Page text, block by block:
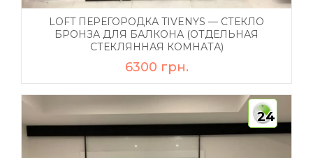
LOFT ПЕРЕГОРОДКА TIVENYS — СТЕКЛО
БРОНЗА ДЛЯ БАЛКОНА (ОТДЕЛЬНАЯ
СТЕКЛЯННАЯ КОМНАТА)
6300 грн.
24